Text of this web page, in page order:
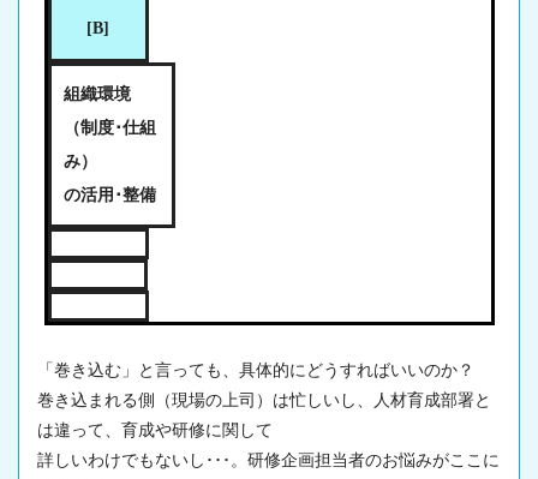
[B]
組織環境
（制度･仕組
み）
の活用･整備
「巻き込む」と言っても、具体的にどうすればいいのか？
巻き込まれる側（現場の上司）は忙しいし、人材育成部署と
は違って、育成や研修に関して
詳しいわけでもないし･･･。研修企画担当者のお悩みがここに